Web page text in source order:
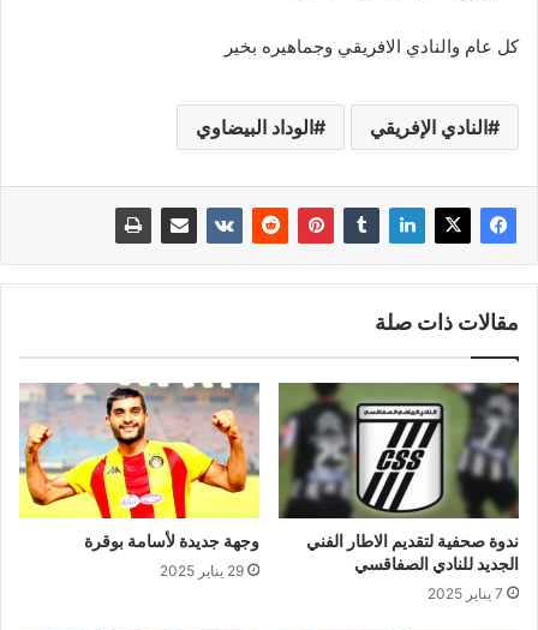
كل عام والنادي الافريقي وجماهيره بخير
النادي الإفريقي الوداد البيضاوي
مقالات ذات صلة
ندوة صحفية لتقديم الاطار الفني
الجديد للنادي الصفاقسي
7 يناير 2025
وجهة جديدة لأسامة بوقرة
29 يناير 2025